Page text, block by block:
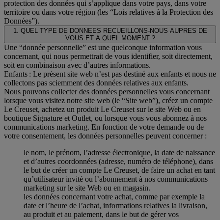
protection des données qui s’applique dans votre pays, dans votre
territoire ou dans votre région (les “Lois relatives à la Protection des
Données”).
1. QUEL TYPE DE DONNEES RECUEILLONS-NOUS AUPRES DE
VOUS ET A QUEL MOMENT ?
Une “donnée personnelle” est une quelconque information vous
concernant, qui nous permettrait de vous identifier, soit directement,
soit en combinaison avec d’autres informations.
Enfants : Le présent site web n’est pas destiné aux enfants et nous ne
collectons pas sciemment des données relatives aux enfants.
Nous pouvons collecter des données personnelles vous concernant
lorsque vous visitez notre site web (le “Site web”), créez un compte
Le Creuset, achetez un produit Le Creuset sur le site Web ou en
boutique Signature et Outlet, ou lorsque vous vous abonnez à nos
communications marketing. En fonction de votre demande ou de
votre consentement, les données personnelles peuvent concerner :
le nom, le prénom, l’adresse électronique, la date de naissance
et d’autres coordonnées (adresse, numéro de téléphone), dans
le but de créer un compte Le Creuset, de faire un achat en tant
qu’utilisateur invité ou l’abonnement à nos communications
marketing sur le site Web ou en magasin.
les données concernant votre achat, comme par exemple la
date et l’heure de l’achat, informations relatives la livraison,
au produit et au paiement, dans le but de gérer vos